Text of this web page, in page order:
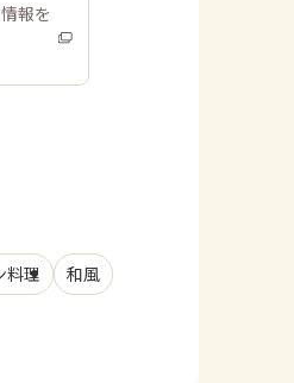
報を
料理
和風